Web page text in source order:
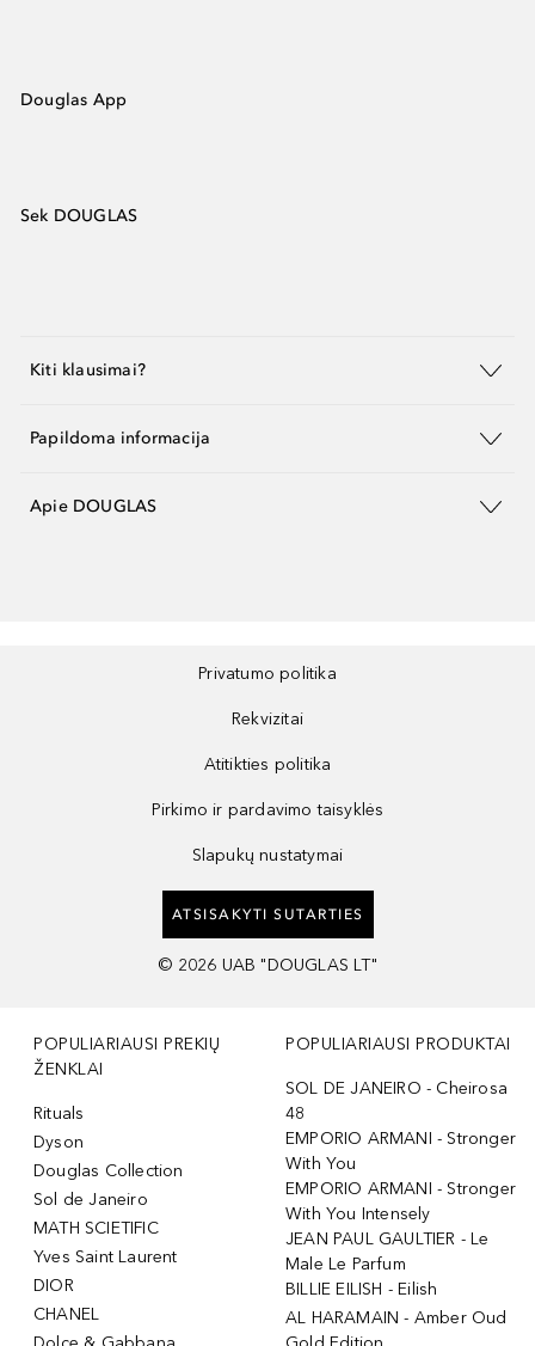
Douglas App
Sek DOUGLAS
Kiti klausimai?
Papildoma informacija
Apie DOUGLAS
Privatumo politika
Rekvizitai
Atitikties politika
Pirkimo ir pardavimo taisyklės
Slapukų nustatymai
ATSISAKYTI SUTARTIES
© 2026 UAB "DOUGLAS LT"
POPULIARIAUSI PREKIŲ
ŽENKLAI
Rituals
Dyson
Douglas Collection
Sol de Janeiro
MATH SCIETIFIC
Yves Saint Laurent
DIOR
CHANEL
POPULIARIAUSI PRODUKTAI
SOL DE JANEIRO - Cheirosa
48
EMPORIO ARMANI - Stronger
With You
EMPORIO ARMANI - Stronger
With You Intensely
JEAN PAUL GAULTIER - Le
Male Le Parfum
BILLIE EILISH - Eilish
AL HARAMAIN - Amber Oud